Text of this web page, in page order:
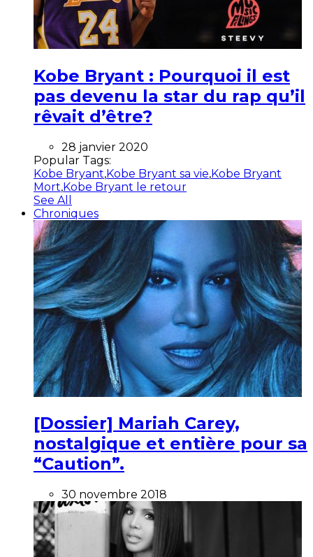
Kobe Bryant : Pourquoi il est
pas devenu la star du rap qu’il
rêvait d’être?
28 janvier 2020
Popular Tags:
Kobe Bryant,Kobe Bryant sa vie,Kobe Bryant
Mort,Kobe Bryant le retour
See All
Chroniques
[Dossier] Mariah Carey,
nostalgique et entière pour sa
“Caution”.
30 novembre 2018